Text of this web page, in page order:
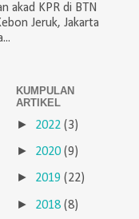
akad KPR di BTN
Jeruk, Jakarta
KUMPULAN
ARTIKEL
► 2022 (3)
► 2020 (9)
► 2019 (22)
► 2018 (8)